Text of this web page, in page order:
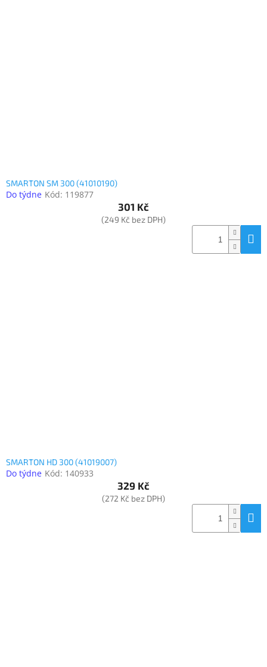
SMARTON SM 300 (41010190)
Do týdne Kód: 119877
301 Kč
(249 Kč bez DPH)
SMARTON HD 300 (41019007)
Do týdne Kód: 140933
329 Kč
(272 Kč bez DPH)